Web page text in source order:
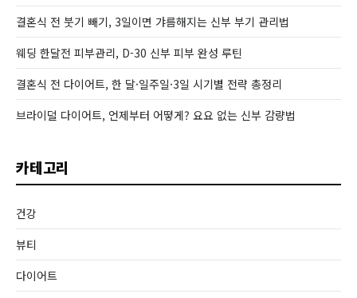
결혼식 전 붓기 빼기, 3일이면 갸름해지는 신부 부기 관리법
웨딩 한달전 피부관리, D-30 신부 피부 완성 루틴
결혼식 전 다이어트, 한 달·일주일·3일 시기별 전략 총정리
브라이덜 다이어트, 언제부터 어떻게? 요요 없는 신부 감량법
카테고리
건강
뷰티
다이어트